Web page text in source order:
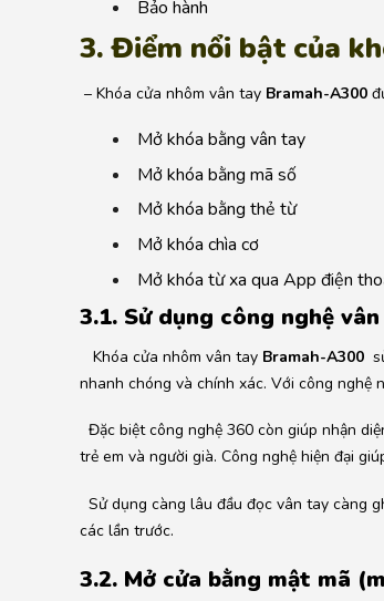
Bảo hành :
3. Điểm nổi bật của
– Khóa cửa nhôm vân tay Bramah-A300
Mở khóa bằng vân tay
Mở khóa bằng mã số
Mở khóa bằng thẻ từ
Mở khóa chìa cơ
Mở khóa từ xa qua App điện
3.1. Sử dụng công nghệ
Khóa cửa nhôm vân tay Bramah-A300
nhanh chóng và chính xác. Với công nghệ
Đặc biệt công nghệ 360 còn giúp nhận
trẻ em và người già. Công nghệ hiện đại
Sử dụng càng lâu đầu đọc vân tay càng
các lần trước.
3.2. Mở cửa bằng mật mã